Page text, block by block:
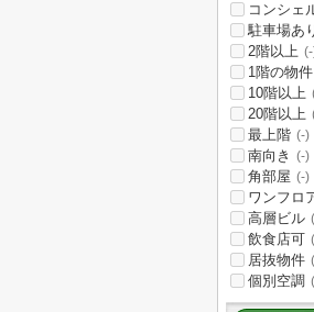
コンシェ
駐車場あ
2階以上
1階の物件
10階以上
20階以上
最上階 (-)
南向き (-)
角部屋 (-)
ワンフロ
高層ビル
飲食店可
居抜物件
個別空調